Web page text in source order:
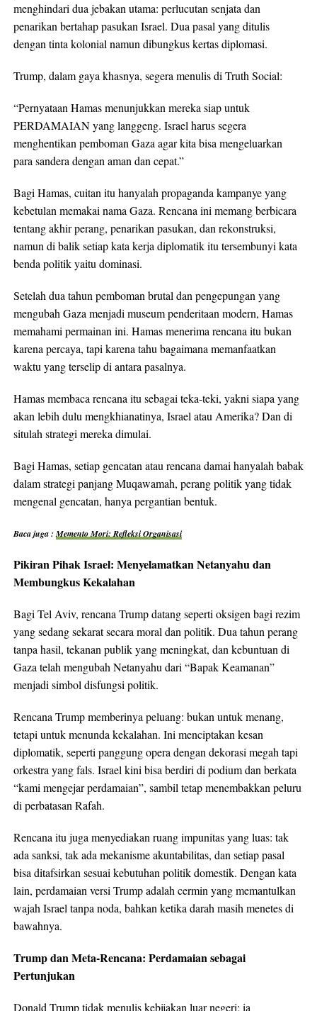
menghindari dua jebakan utama: perlucutan senjata dan
penarikan bertahap pasukan Israel. Dua pasal yang ditulis
dengan tinta kolonial namun dibungkus kertas diplomasi.
Trump, dalam gaya khasnya, segera menulis di Truth Social:
“Pernyataan Hamas menunjukkan mereka siap untuk
PERDAMAIAN yang langgeng. Israel harus segera
menghentikan pemboman Gaza agar kita bisa mengeluarkan
para sandera dengan aman dan cepat.”
Bagi Hamas, cuitan itu hanyalah propaganda kampanye yang
kebetulan memakai nama Gaza. Rencana ini memang berbicara
tentang akhir perang, penarikan pasukan, dan rekonstruksi,
namun di balik setiap kata kerja diplomatik itu tersembunyi kata
benda politik yaitu dominasi.
Setelah dua tahun pemboman brutal dan pengepungan yang
mengubah Gaza menjadi museum penderitaan modern, Hamas
memahami permainan ini. Hamas menerima rencana itu bukan
karena percaya, tapi karena tahu bagaimana memanfaatkan
waktu yang terselip di antara pasalnya.
Hamas membaca rencana itu sebagai teka-teki, yakni siapa yang
akan lebih dulu mengkhianatinya, Israel atau Amerika? Dan di
situlah strategi mereka dimulai.
Bagi Hamas, setiap gencatan atau rencana damai hanyalah babak
dalam strategi panjang Muqawamah, perang politik yang tidak
mengenal gencatan, hanya pergantian bentuk.
Baca juga :Memento Mori: Refleksi Organisasi
Pikiran Pihak Israel: Menyelamatkan Netanyahu dan
Membungkus Kekalahan
Bagi Tel Aviv, rencana Trump datang seperti oksigen bagi rezim
yang sedang sekarat secara moral dan politik. Dua tahun perang
tanpa hasil, tekanan publik yang meningkat, dan kebuntuan di
Gaza telah mengubah Netanyahu dari “Bapak Keamanan”
menjadi simbol disfungsi politik.
Rencana Trump memberinya peluang: bukan untuk menang,
tetapi untuk menunda kekalahan. Ini menciptakan kesan
diplomatik, seperti panggung opera dengan dekorasi megah tapi
orkestra yang fals. Israel kini bisa berdiri di podium dan berkata
“kami mengejar perdamaian”, sambil tetap menembakkan peluru
di perbatasan Rafah.
Rencana itu juga menyediakan ruang impunitas yang luas: tak
ada sanksi, tak ada mekanisme akuntabilitas, dan setiap pasal
bisa ditafsirkan sesuai kebutuhan politik domestik. Dengan kata
lain, perdamaian versi Trump adalah cermin yang memantulkan
wajah Israel tanpa noda, bahkan ketika darah masih menetes di
bawahnya.
Trump dan Meta-Rencana: Perdamaian sebagai
Pertunjukan
Donald Trump tidak menulis kebijakan luar negeri; ia